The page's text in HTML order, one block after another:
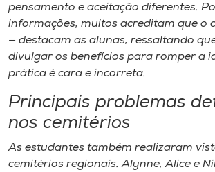
pensamento e aceitação diferentes.
informações, muitos acreditam que o
— destacam as alunas, ressaltando
divulgar os benefícios para romper a
prática é cara e incorreta.
Principais problemas
nos cemitérios
As estudantes também realizaram
cemitérios regionais. Alynne, Alice e